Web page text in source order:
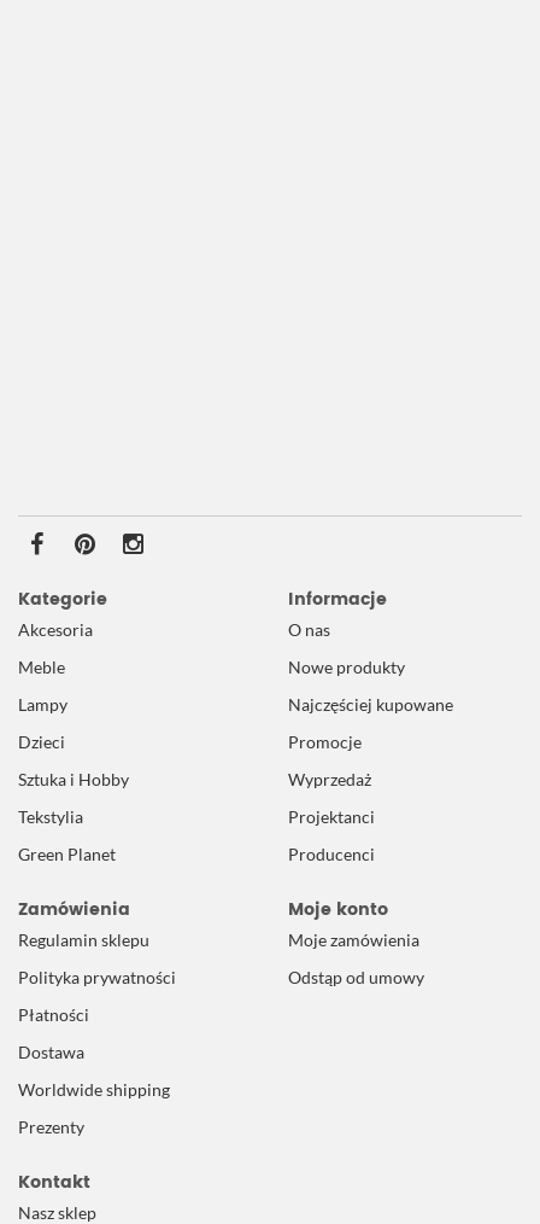
Kategorie
Akcesoria
Meble
Lampy
Dzieci
Sztuka i Hobby
Tekstylia
Green Planet
Informacje
O nas
Nowe produkty
Najczęściej kupowane
Promocje
Wyprzedaż
Projektanci
Producenci
Zamówienia
Regulamin sklepu
Polityka prywatności
Płatności
Dostawa
Worldwide shipping
Prezenty
Moje konto
Moje zamówienia
Odstąp od umowy
Kontakt
Nasz sklep